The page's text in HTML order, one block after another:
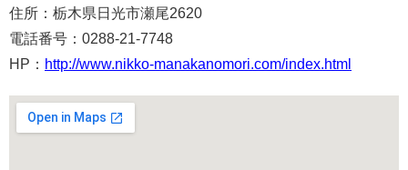
住所：栃木県日光市瀬尾2620
電話番号：0288-21-7748
HP： http://www.nikko-manakanomori.com/index.html